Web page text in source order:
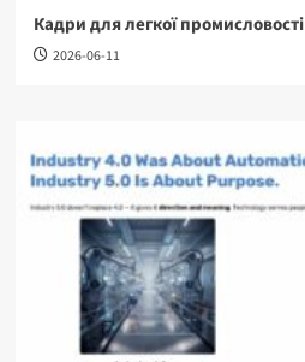
Кадри для легкої промисловості
2026-06-11